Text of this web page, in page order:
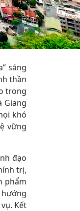
sáng
thần
trong
Giang
khó
vững
đạo
trị,
phẩm
Kết